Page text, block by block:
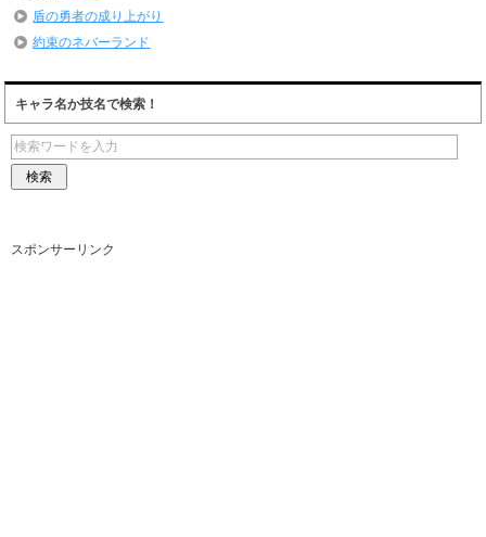
盾の勇者の成り上がり
約束のネバーランド
キャラ名か技名で検索！
スポンサーリンク